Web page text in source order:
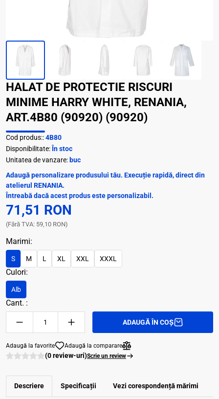
HALAT DE PROTECTIE RISCURI
MINIME HARRY WHITE, RENANIA,
ART.4B80 (90920) (90920)
Cod produs::4B80
Disponibilitate: În stoc
Unitatea de vanzare: buc
Adaugă personalizare produsului tău. Execuție rapidă, direct din
atelierul RENANIA.
Întreabă dacă acest produs este personalizabil.
71,51 RON
(Fără TVA: 59,10 RON)
Marimi:
S M L XL XXL XXXL
Culori:
Alb
Cant. :
ADAUGĂ ÎN COȘ
Adaugă la favorite Adaugă la comparare
(0 review-uri)Scrie un review
Descriere Specificații Vezi corespondenţă mărimi